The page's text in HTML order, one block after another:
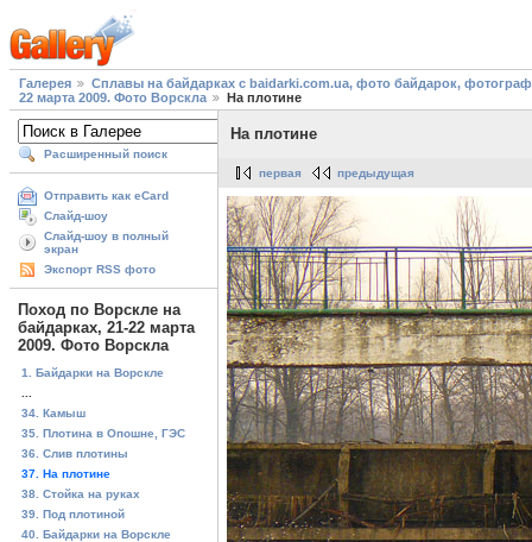
Галерея
Сплавы на байдарках с baidarki.com.ua, фото байдарок,
22 марта 2009. Фото Ворскла
На плотине
Расширенный поиск
Отправить как eCard
Слайд-шоу
Слайд-шоу в полный
экран
Экспорт RSS фото
Поход по Ворскле на
байдарках, 21-22 марта
2009. Фото Ворскла
1. Байдарки на Ворскле
34. Камыш
35. Плотина в Опошне, ГЭС
36. Слив плотины
37. На плотине
38. Стойка на руках
39. Под плотиной
40. Байдарки на Ворскле
На плотине
первая предыдущая